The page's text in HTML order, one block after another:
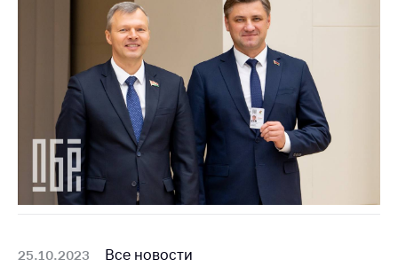
25.10.2023 Все новости